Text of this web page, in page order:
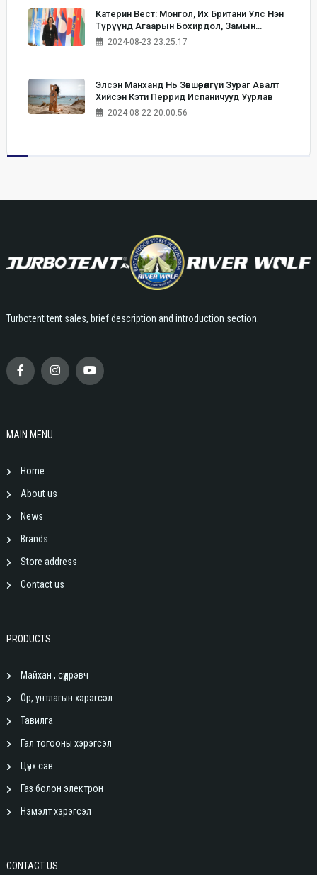
Катерин Вест: Монгол, Их Британи Улс Нэн
Түрүүнд Агаарын Бохирдол, Замын
Түгжрэлийг Бууруулахад Хамтран Ажиллах
2024-08-23 23:25:17
Элсэн Манханд Нь Зөвшөөрөлгүй Зураг Авалт
Хийсэн Кэти Перрид Испаничууд Уурлав
2024-08-22 20:00:56
Turbotent tent sales, brief description and introduction section.
MAIN MENU
Home
About us
News
Brands
Store address
Contact us
PRODUCTS
Майхан , сүүдрэвч
Ор, унтлагын хэрэгсэл
Тавилга
Гал тогооны хэрэгсэл
Цүнх сав
Газ болон электрон
Нэмэлт хэрэгсэл
CONTACT US